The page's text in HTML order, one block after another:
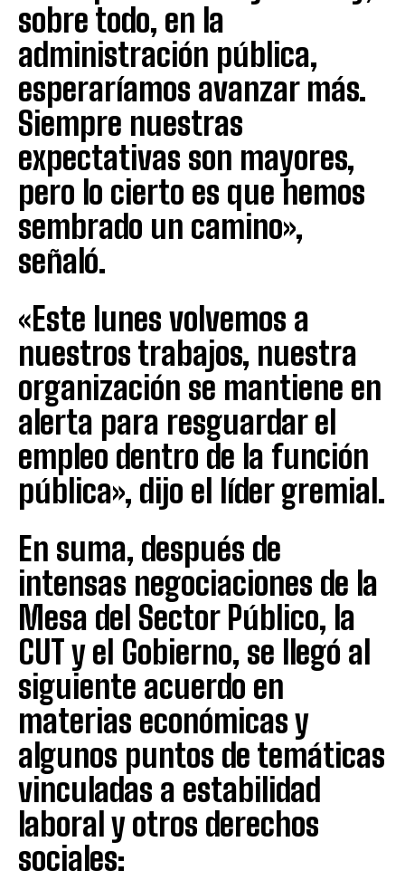
sobre todo, en la
administración pública,
esperaríamos avanzar más.
Siempre nuestras
expectativas son mayores,
pero lo cierto es que hemos
sembrado un camino»,
señaló.
«Este lunes volvemos a
nuestros trabajos, nuestra
organización se mantiene en
alerta para resguardar el
empleo dentro de la función
pública», dijo el líder gremial.
En suma, después de
intensas negociaciones de la
Mesa del Sector Público, la
CUT y el Gobierno, se llegó al
siguiente acuerdo en
materias económicas y
algunos puntos de temáticas
vinculadas a estabilidad
laboral y otros derechos
sociales: